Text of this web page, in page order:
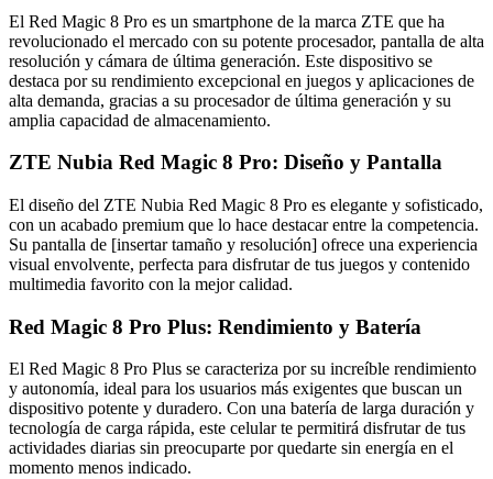
El Red Magic 8 Pro es un smartphone de la marca ZTE que ha
revolucionado el mercado con su potente procesador, pantalla de alta
resolución y cámara de última generación. Este dispositivo se
destaca por su rendimiento excepcional en juegos y aplicaciones de
alta demanda, gracias a su procesador de última generación y su
amplia capacidad de almacenamiento.
ZTE Nubia Red Magic 8 Pro: Diseño y Pantalla
El diseño del ZTE Nubia Red Magic 8 Pro es elegante y sofisticado,
con un acabado premium que lo hace destacar entre la competencia.
Su pantalla de [insertar tamaño y resolución] ofrece una experiencia
visual envolvente, perfecta para disfrutar de tus juegos y contenido
multimedia favorito con la mejor calidad.
Red Magic 8 Pro Plus: Rendimiento y Batería
El Red Magic 8 Pro Plus se caracteriza por su increíble rendimiento
y autonomía, ideal para los usuarios más exigentes que buscan un
dispositivo potente y duradero. Con una batería de larga duración y
tecnología de carga rápida, este celular te permitirá disfrutar de tus
actividades diarias sin preocuparte por quedarte sin energía en el
momento menos indicado.